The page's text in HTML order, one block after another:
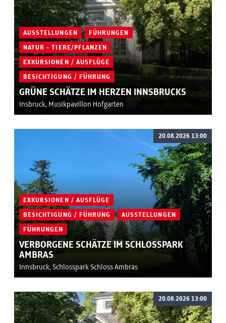
AUSSTELLUNGEN FÜHRUNGEN
NATUR - TIERE/PFLANZEN
EXKURSIONEN / AUSFLÜGE
BESICHTIGUNG / FÜHRUNG
GRÜNE SCHÄTZE IM HERZEN INNSBRUCKS
Insbruck, Musikpavillon Hofgarten
EXKURSIONEN / AUSFLÜGE
BESICHTIGUNG / FÜHRUNG AUSSTELLUNGEN
FÜHRUNGEN
VERBORGENE SCHÄTZE IM SCHLOSSPARK
AMBRAS
Innsbruck, Schlosspark Schloss Ambras
20.08.2026 13:00
20.08.2026 13:00